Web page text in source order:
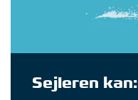
Sejleren kan: